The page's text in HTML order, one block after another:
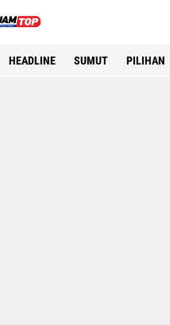
HEADLINE SUMUT PILIHAN